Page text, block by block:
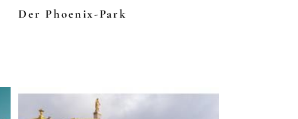
Der Phoenix-Park